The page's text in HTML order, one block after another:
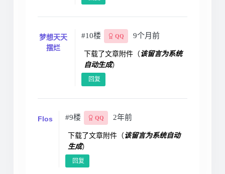
梦想天天
摆烂
#10楼 QQ 9个月前
下载了文章附件（该留言为系统
自动生成）
回复
Flos #9楼 QQ 2年前
下载了文章附件（该留言为系统自动
生成）
回复